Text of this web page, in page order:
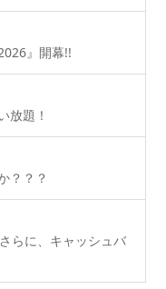
』開幕!!
放題！
？？？
らに、キャッシュバ